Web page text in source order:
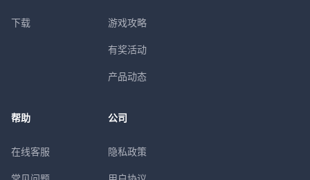
下载 游戏攻略
有奖活动
产品动态
帮助
在线客服
公司
隐私政策